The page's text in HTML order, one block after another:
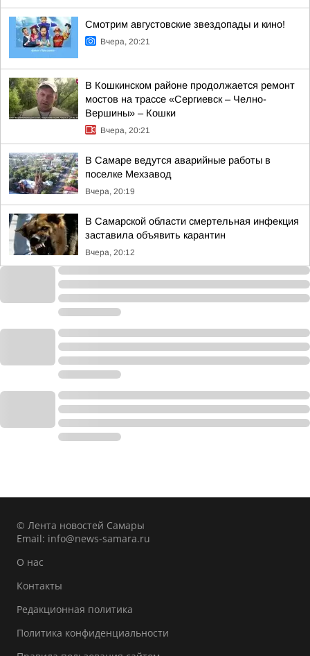
Смотрим августовские звездопады и кино!
Вчера, 20:21
В Кошкинском районе продолжается ремонт
мостов на трассе «Сергиевск – Челно-
Вершины» – Кошки
Вчера, 20:21
В Самаре ведутся аварийные работы в
поселке Мехзавод
Вчера, 20:19
В Самарской области смертельная инфекция
заставила объявить карантин
Вчера, 20:12
© Лента новостей Самары
Email: info@news-samara.ru
О нас
Контакты
Редакционная политика
Политика конфиденциальности